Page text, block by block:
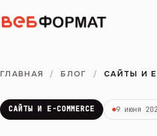
ГЛАВНАЯ / БЛОГ / САЙТЫ И
САЙТЫ И E-COMMERCE 9 июня